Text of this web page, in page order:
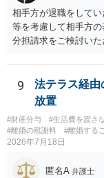
過も含めて，どのよ
いく事情になると思
題）の方がウェイト
だからこそ，夫に対
思うのです。
相手方が退職をして
等を考慮して相手方
分担請求をご検討い
て、ご検討いただく
9
法テラス経由
放置
#財産分与 #生活費を渡さ
#離婚の慰謝料
#離婚する
2026年7月18日
匿名A 弁護士